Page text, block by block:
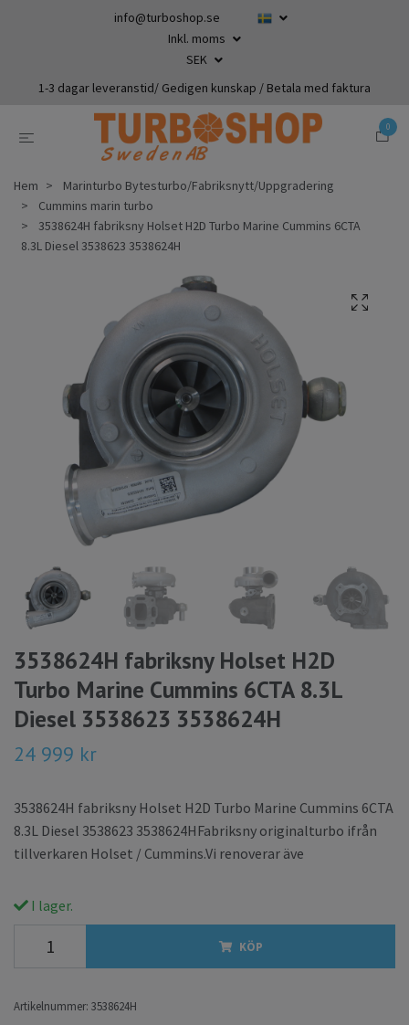
info@turboshop.se
Inkl. moms
SEK
1-3 dagar leveranstid/ Gedigen kunskap / Betala med faktura
0
Hem
Marinturbo Bytesturbo/Fabriksnytt/Uppgradering
Cummins marin turbo
3538624H fabriksny Holset H2D Turbo Marine Cummins 6CTA
8.3L Diesel 3538623 3538624H
3538624H fabriksny Holset H2D
Turbo Marine Cummins 6CTA 8.3L
Diesel 3538623 3538624H
24 999 kr
3538624H fabriksny Holset H2D Turbo Marine Cummins 6CTA
8.3L Diesel 3538623 3538624HFabriksny originalturbo ifrån
tillverkaren Holset / Cummins.Vi renoverar äve
I lager.
KÖP
Artikelnummer: 3538624H